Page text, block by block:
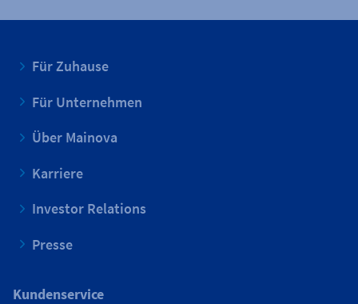
Für Zuhause
Für Unternehmen
Über Mainova
Karriere
Investor Relations
Presse
Kundenservice